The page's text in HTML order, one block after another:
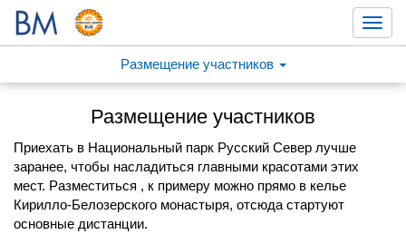
Размещение участников
Размещение участников
Приехать в Национальный парк Русский Север лучше
заранее, чтобы насладиться главными красотами этих
мест. Разместиться , к примеру можно прямо в келье
Кирилло-Белозерского монастыря, отсюда стартуют
основные дистанции.